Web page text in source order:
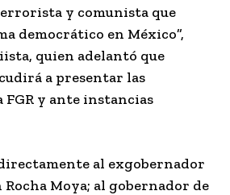
y comunista que
democrático en México”,
quien adelantó que
a presentar las
FGR y ante instancias
al exgobernador
Rocha Moya; al gobernador de